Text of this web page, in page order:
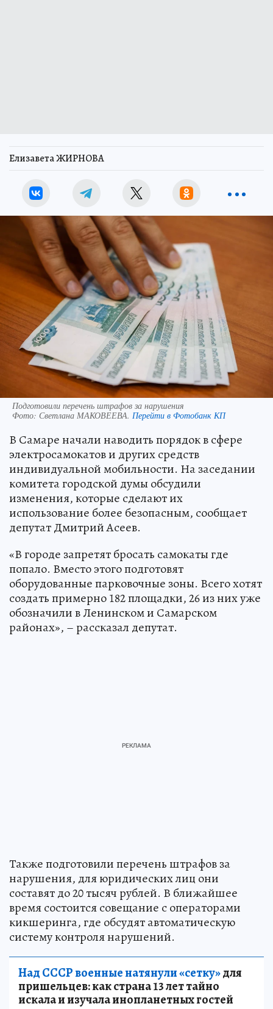
Елизавета ЖИРНОВА
Подготовили перечень штрафов за нарушения
Фото: Светлана МАКОВЕЕВА. Перейти в Фотобанк КП
В Самаре начали наводить порядок в сфере
электросамокатов и других средств
индивидуальной мобильности. На заседании
комитета городской думы обсудили
изменения, которые сделают их
использование более безопасным, сообщает
депутат Дмитрий Асеев.
«В городе запретят бросать самокаты где
попало. Вместо этого подготовят
оборудованные парковочные зоны. Всего хотят
создать примерно 182 площадки, 26 из них уже
обозначили в Ленинском и Самарском
районах», – рассказал депутат.
Также подготовили перечень штрафов за
нарушения, для юридических лиц они
составят до 20 тысяч рублей. В ближайшее
время состоится совещание с операторами
кикшеринга, где обсудят автоматическую
систему контроля нарушений.
Над СССР военные натянули «сетку»для
пришельцев: как страна 13 лет тайно
искала и изучала инопланетных гостей